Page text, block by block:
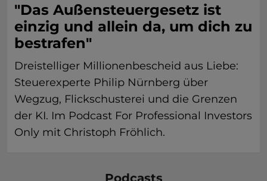
"Das Außensteuergesetz ist
einzig und allein da, um dich zu
bestrafen"
Dreistelliger Millionenbescheid aus Liebe:
Steuerexperte Philip Nürnberg über
Wegzug, Flickschusterei und die Grenzen
der KI. Im Podcast For Professional Investors
Only mit Christoph Fröhlich.
Podcasts